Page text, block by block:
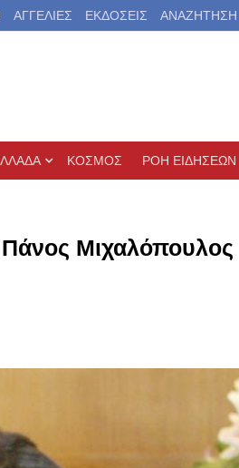
ΑΓΓΕΛΙΕΣ ΕΚΔΟΣΕΙΣ ΑΝΑΖΗΤΗΣΗ
ΚΟΣΜΟΣ ΡΟΗ ΕΙΔΗΣΕΩΝ
Μιχαλόπουλος